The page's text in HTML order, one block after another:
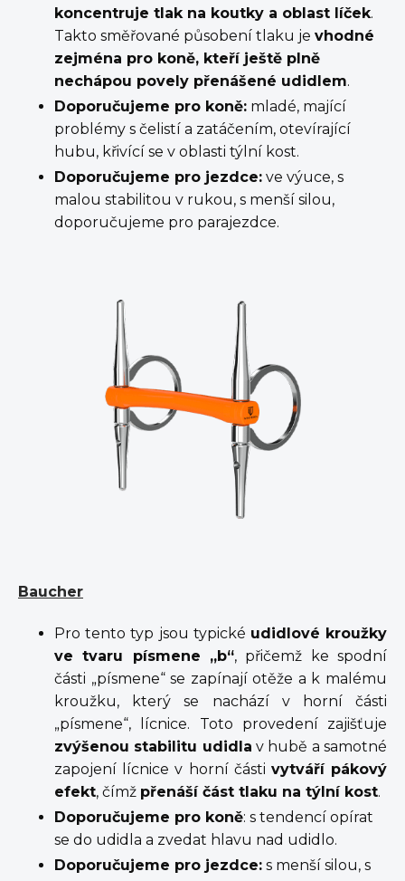
koncentruje tlak na koutky a oblast líček.
Takto směřované působení tlaku je vhodné
zejména pro koně, kteří ještě plně
nechápou povely přenášené udidlem.
Doporučujeme pro koně: mladé, mající
problémy s čelistí a zatáčením, otevírající
hubu, křivící se v oblasti týlní kost.
Doporučujeme pro jezdce: ve výuce, s
malou stabilitou v rukou, s menší silou,
doporučujeme pro parajezdce.
Baucher
Pro tento typ jsou typické udidlové kroužky
ve tvaru písmene „b“, přičemž ke spodní
části „písmene“ se zapínají otěže a k malému
kroužku, který se nachází v horní části
„písmene“, lícnice. Toto provedení zajišťuje
zvýšenou stabilitu udidla v hubě a samotné
zapojení lícnice v horní části vytváří pákový
efekt, čímž přenáší část tlaku na týlní kost.
Doporučujeme pro koně: s tendencí opírat
se do udidla a zvedat hlavu nad udidlo.
Doporučujeme pro jezdce: s menší silou, s